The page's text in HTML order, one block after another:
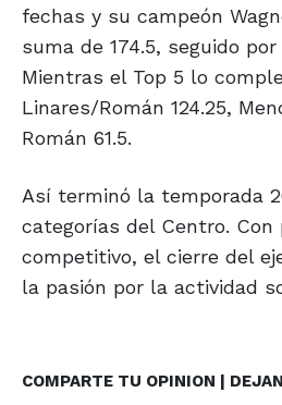
fechas y su campeón
suma de 174.5, seguido por
Mientras el Top 5 lo
Linares/Román 124.25,
Román 61.5.
Así terminó la temporada
categorías del Centro. Con
competitivo, el cierre del
la pasión por la actividad
COMPARTE TU OPINION |